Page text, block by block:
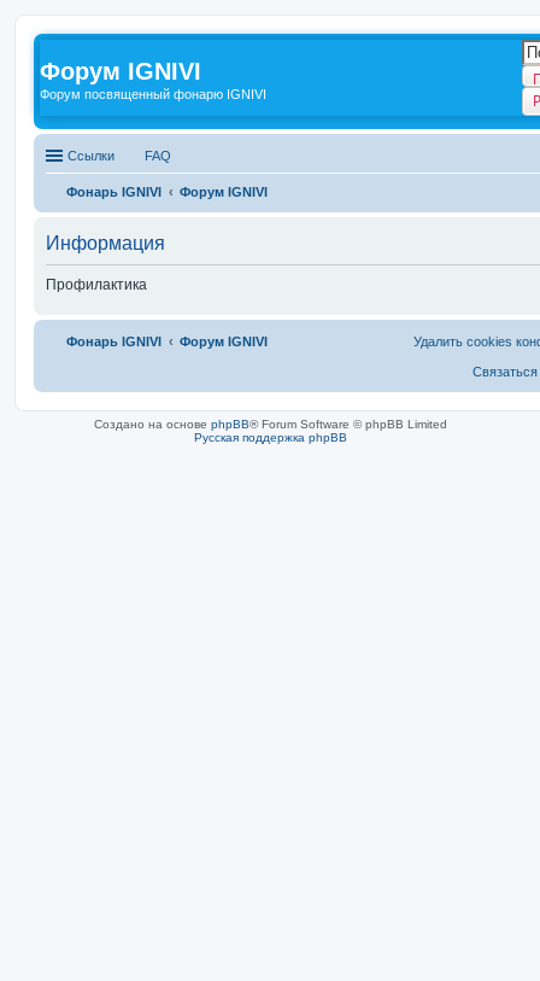
Форум IGNIVI
Форум посвященный фонарю IGNIVI
Ссылки FAQ
Фонарь IGNIVI Форум IGNIVI
Информация
Профилактика
Фонарь IGNIVI Форум IGNIVI Удалить cookies
Создано на основе phpBB® Forum Software © phpBB Limited
Русская поддержка phpBB